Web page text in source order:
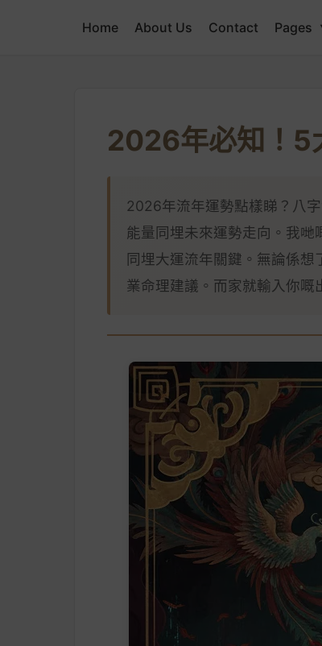
Home About Us Contact Pages
2026年必知！5
2026年流年運勢點樣睇？八
能量同埋未來運勢走向。我
同埋大運流年關鍵。無論係
業命理建議。而家就輸入你嘅